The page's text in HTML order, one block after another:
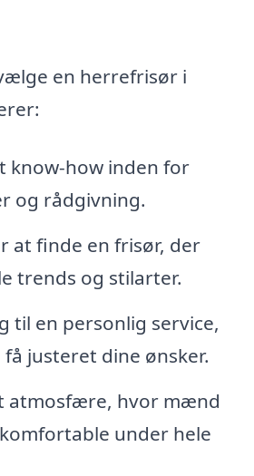
en herrefrisør i
know-how inden for
og rådgivning.
at finde en frisør, der
trends og stilarter.
til en personlig service,
justeret dine ønsker.
atmosfære, hvor mænd
under hele